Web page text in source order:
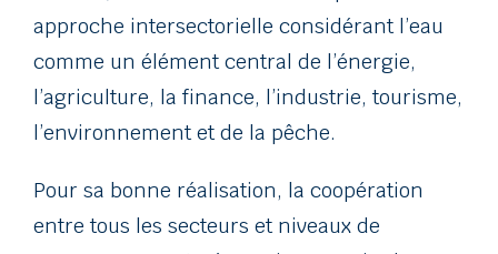
approche intersectorielle considérant l’eau
comme un élément central de l’énergie,
l’agriculture, la finance, l’industrie, tourisme,
l’environnement et de la pêche.
Pour sa bonne réalisation, la coopération
entre tous les secteurs et niveaux de